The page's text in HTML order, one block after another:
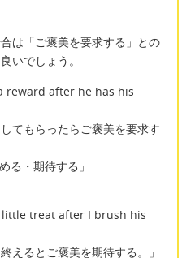
は「ご褒美を要求する」との
いでしょう。
reward after he has his
てもらったらご褒美を要求す
る・期待する」
little treat after I brush his
えるとご褒美を期待する。」